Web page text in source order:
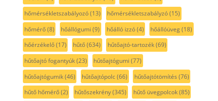
hőmérsékletszabályozó(13) hőmérsékletszabályzó(15)
hőmérő(8) hőállógumi (9) hőálló izzó(4) hőállóüveg(18)
hőérzékelő(17) hűtő(634) hűtőajtó-tartozék(69)
hűtőajtó fogantyúk(23) hűtőajtógumi (77)
hűtőajtógumik(46) hűtőajtópolc(66) hűtőajtótömítés (76)
hűtő hőmérő(2) hűtőszekrény(345) hűtő üvegpolcok(85)